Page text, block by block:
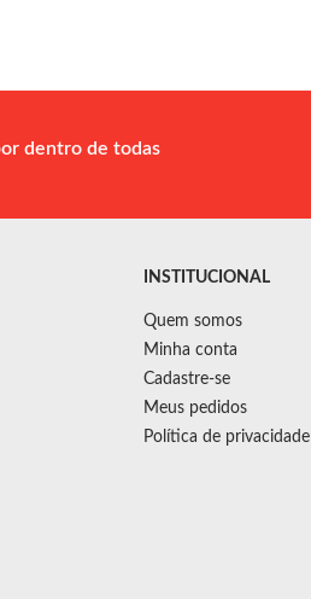
dentro de todas
INSTITUCIONAL
Quem somos
Minha conta
Cadastre-se
Meus pedidos
Política de privacidade